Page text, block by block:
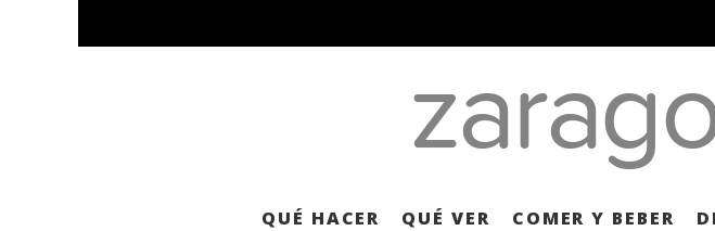
QUÉ HACER QUÉ VER COMER Y BEBER